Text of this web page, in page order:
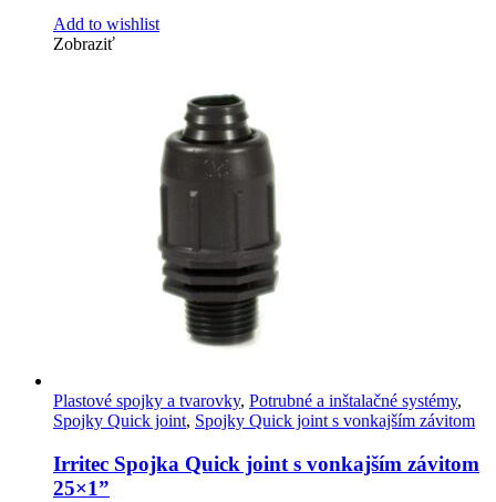
Add to wishlist
Zobraziť
Plastové spojky a tvarovky, Potrubné a inštalačné systémy,
Spojky Quick joint, Spojky Quick joint s vonkajším závitom
Irritec Spojka Quick joint s vonkajším závitom
25×1”